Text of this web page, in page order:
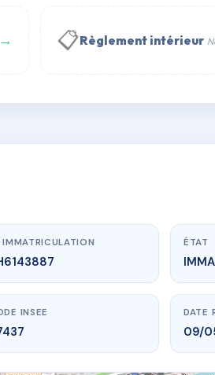
→ 📋Règlement intérieur
AH6143887 🇫🇷
IMMATRICULATION ÉTAT
INSEE DATE
09/